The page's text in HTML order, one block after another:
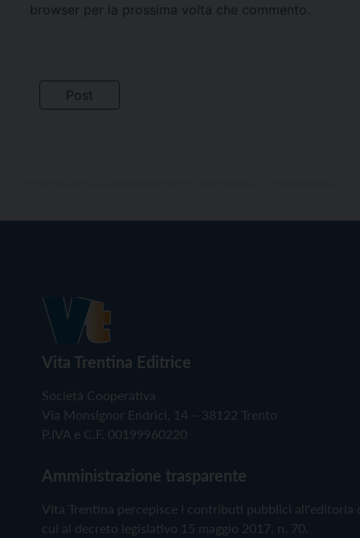
browser per la prossima volta che commento.
Vita Trentina Editrice
Società Cooperativa
Via Monsignor Endrici, 14 – 38122 Trento
P.IVA e C.F. 00199960220
Amministrazione trasparente
Vita Trentina percepisce i contributi pubblici all'editoria
cui al decreto legislativo 15 maggio 2017, n. 70.